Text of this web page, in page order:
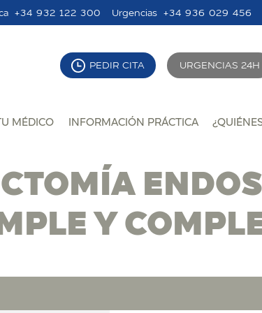
+34 932 122 300 Urgencias +34 936 029 456
PEDIR CITA URGENCIAS 24H
MÉDICO INFORMACIÓN PRÁCTICA
Y